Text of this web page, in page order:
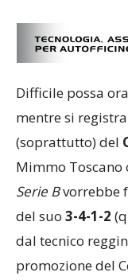
Difficile possa
mentre si registra
(soprattutto) del
Mimmo Toscano
Serie Bvorrebbe
del suo 3-4-1-2
dal tecnico